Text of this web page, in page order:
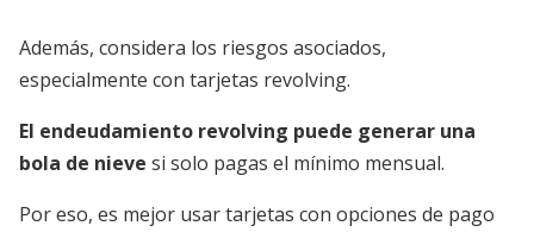
Además, considera los riesgos asociados,
especialmente con tarjetas revolving.
El endeudamiento revolving puede generar una
bola de nieve si solo pagas el mínimo mensual.
Por eso, es mejor usar tarjetas con opciones de pago